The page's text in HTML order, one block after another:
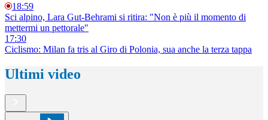
18:59
Sci alpino, Lara Gut-Behrami si ritira: "Non è più il momento di
mettermi un pettorale"
17:30
Ciclismo: Milan fa tris al Giro di Polonia, sua anche la terza tappa
Ultimi video